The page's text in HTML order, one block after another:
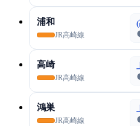
浦和
JR高崎線
高崎
JR高崎線
鴻巣
JR高崎線